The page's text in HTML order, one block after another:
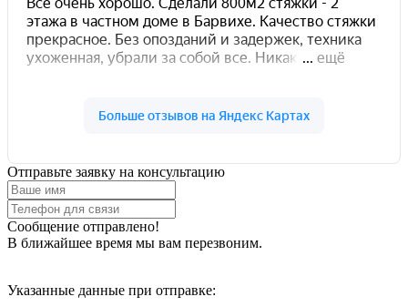
Отправьте заявку на консультацию
Сообщение отправлено!
В ближайшее время мы вам перезвоним.
Указанные данные при отправке: